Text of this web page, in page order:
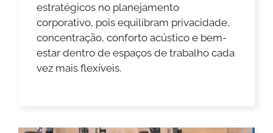
estratégicos no planejamento
corporativo, pois equilibram privacidade,
concentração, conforto acústico e bem-
estar dentro de espaços de trabalho cada
vez mais flexíveis.